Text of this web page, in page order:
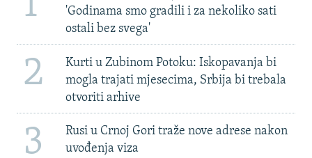
'Godinama smo gradili i za nekoliko sati
ostali bez svega'
2
Kurti u Zubinom Potoku: Iskopavanja bi
mogla trajati mjesecima, Srbija bi trebala
otvoriti arhive
3
Rusi u Crnoj Gori traže nove adrese nakon
uvođenja viza